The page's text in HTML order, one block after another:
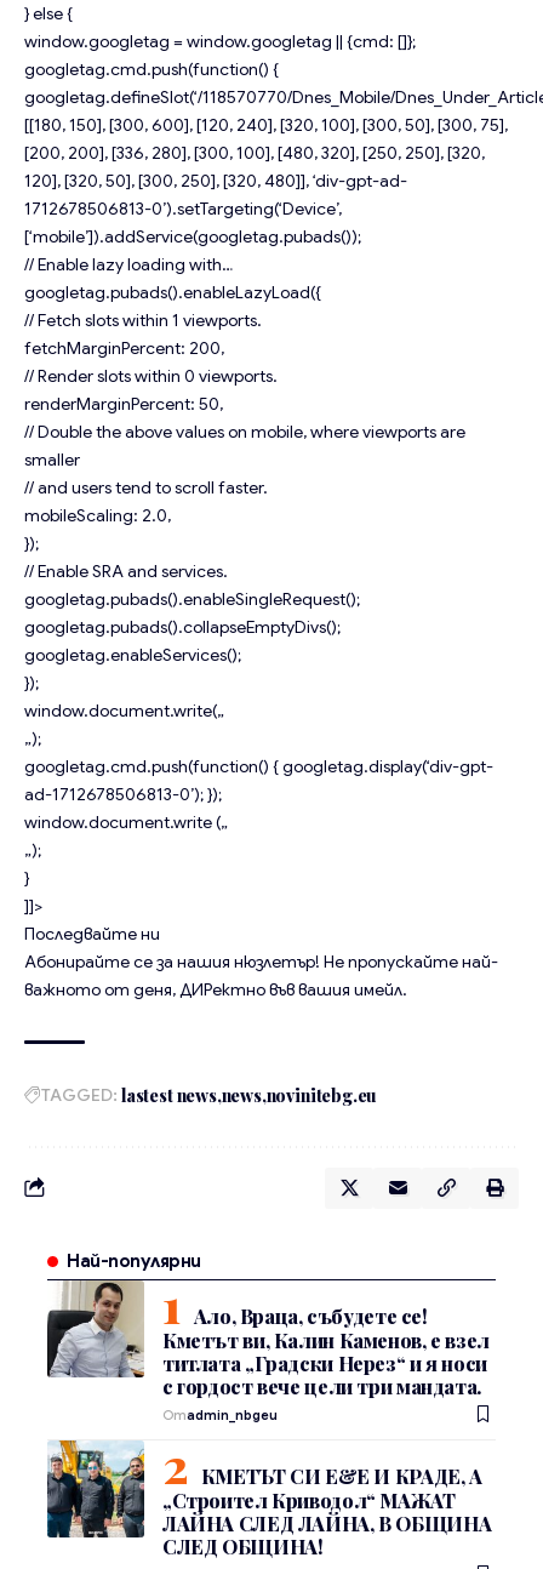
} else {
window.googletag = window.googletag || {cmd: []};
googletag.cmd.push(function() {
googletag.defineSlot(‘/118570770/Dnes_Mobile/
[[180, 150], [300, 600], [120, 240], [320, 100], [300, 50], [300, 75],
[200, 200], [336, 280], [300, 100], [480, 320], [250, 250], [320,
120], [320, 50], [300, 250], [320, 480]], ‘div-gpt-ad-
1712678506813-0’).setTargeting(‘Device’,
[‘mobile’]).addService(googletag.pubads());
// Enable lazy loading with…
googletag.pubads().enableLazyLoad({
// Fetch slots within 1 viewports.
fetchMarginPercent: 200,
// Render slots within 0 viewports.
renderMarginPercent: 50,
// Double the above values on mobile, where viewports are
smaller
// and users tend to scroll faster.
mobileScaling: 2.0,
});
// Enable SRA and services.
googletag.pubads().enableSingleRequest();
googletag.pubads().collapseEmptyDivs();
googletag.enableServices();
});
window.document.write(„
„);
googletag.cmd.push(function() { googletag.display(‘div-gpt-
ad-1712678506813-0’); });
window.document.write („
„);
}
]]>
Последвайте ни
Абонирайте се за нашия нюзлетър! Не пропускайте най-
важното от деня, ДИРектно във вашия имейл.
TAGGED: lastest news news novinitebg.eu
Най-популярни
Ало, Враца, събудете се!
Кметът ви, Калин Каменов, е взел
титлата „Градски Нерез“ и я носи
с гордост вече цели три мандата.
Отadmin_nbgeu
КМЕТЪТ СИ Е&Е И КРАДЕ, А
„Строител Криводол“ МАЖАТ
ЛАЙНА СЛЕД ЛАЙНА, В ОБЩИНА
СЛЕД ОБЩИНА!